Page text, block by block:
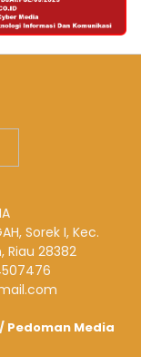
Sorek I, Kec.
Riau 28382
/ Pedoman Media